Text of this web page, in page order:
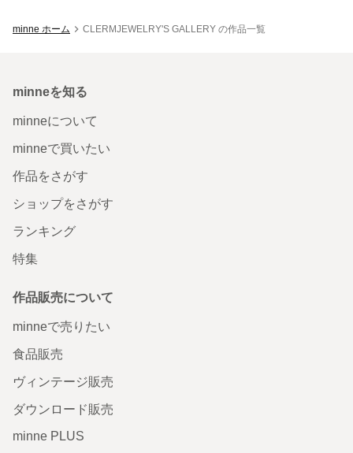
minne ホーム CLERMJEWELRY'S GALLERY の作品一覧
minneを知る
minneについて
minneで買いたい
作品をさがす
ショップをさがす
ランキング
特集
作品販売について
minneで売りたい
食品販売
ヴィンテージ販売
ダウンロード販売
minne PLUS